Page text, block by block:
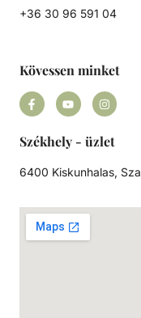
+36 30 96 591 04
Kövessen minket
Székhely - üzlet
6400 Kiskunhalas,